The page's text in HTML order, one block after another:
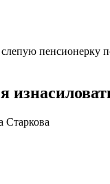
пенсионерку
Старкова